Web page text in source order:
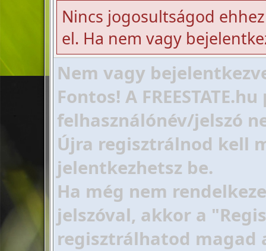
Nincs jogosultságod
el. Ha nem vagy
Nem vagy
Fontos! A
felhasználónév/jelszó
Újra regisztrálnod kell
jelentkezhetsz be.
Ha még nem
jelszóval, akkor a
regisztrálhatod magad